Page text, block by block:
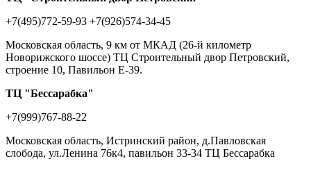
+7(495)772-59-93 +7(926)574-34-45
Московская область, 9 км от МКАД (26-й километр
Новорижского шоссе) ТЦ Строительный двор Петровский,
строение 10, Павильон Е-39.
ТЦ "Бессарабка"
+7(999)767-88-22
Московская область, Истринский район, д.Павловская
слобода, ул.Ленина 76к4, павильон 33-34 ТЦ Бессарабка